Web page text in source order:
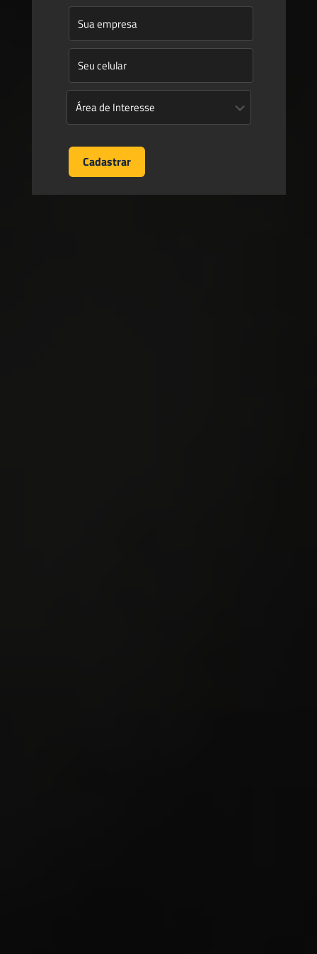
Soluções Jurídicas e
Estratégicas para
Questões
Ambientais